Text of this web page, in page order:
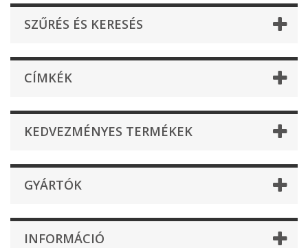
SZŰRÉS ÉS KERESÉS
CÍMKÉK
KEDVEZMÉNYES TERMÉKEK
GYÁRTÓK
INFORMÁCIÓ